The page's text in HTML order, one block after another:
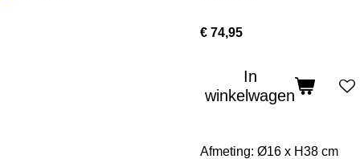
€ 74,95
In
winkelwagen
Afmeting: Ø16 x H38 cm